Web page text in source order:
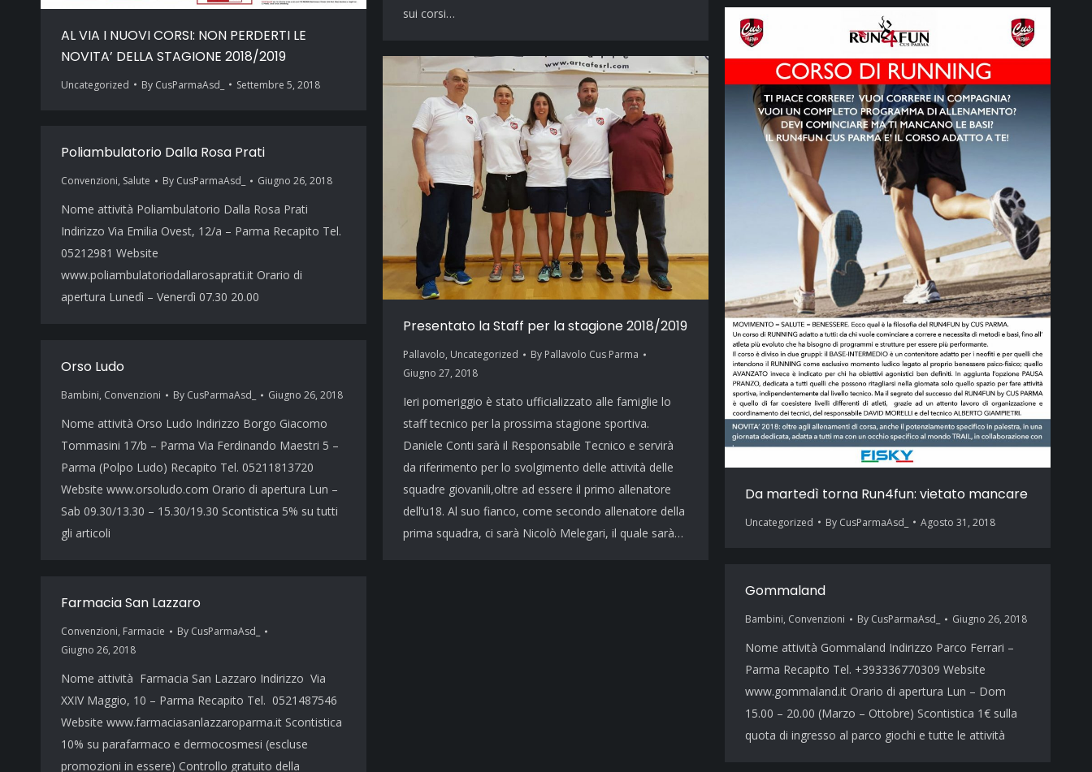
sui corsi…
AL VIA I NUOVI CORSI: NON PERDERTI LE
NOVITA’ DELLA STAGIONE 2018/2019
Uncategorized By CusParmaAsd_ Settembre 5, 2018
Da martedì torna Run4fun: vietato mancare
Uncategorized By CusParmaAsd_ Agosto 31, 2018
Presentato la Staff per la stagione 2018/2019
Pallavolo, Uncategorized By Pallavolo Cus Parma
Giugno 27, 2018
Ieri pomeriggio è stato ufficializzato alle famiglie lo
staff tecnico per la prossima stagione sportiva.
Daniele Conti sarà il Responsabile Tecnico e servirà
da riferimento per lo svolgimento delle attività delle
squadre giovanili,oltre ad essere il primo allenatore
dell’u18. Al suo fianco, come secondo allenatore della
prima squadra, ci sarà Nicolò Melegari, il quale sarà…
Poliambulatorio Dalla Rosa Prati
Convenzioni, Salute By CusParmaAsd_ Giugno 26, 2018
Nome attività Poliambulatorio Dalla Rosa Prati
Indirizzo Via Emilia Ovest, 12/a – Parma Recapito Tel.
05212981 Website
www.poliambulatoriodallarosaprati.it Orario di
apertura Lunedì – Venerdì 07.30 20.00
Orso Ludo
Bambini, Convenzioni By CusParmaAsd_ Giugno 26, 2018
Nome attività Orso Ludo Indirizzo Borgo Giacomo
Tommasini 17/b – Parma Via Ferdinando Maestri 5 –
Parma (Polpo Ludo) Recapito Tel. 05211813720
Website www.orsoludo.com Orario di apertura Lun –
Sab 09.30/13.30 – 15.30/19.30 Scontistica 5% su tutti
gli articoli
Gommaland
Bambini, Convenzioni By CusParmaAsd_ Giugno 26, 2018
Nome attività Gommaland Indirizzo Parco Ferrari –
Parma Recapito Tel. +393336770309 Website
www.gommaland.it Orario di apertura Lun – Dom
15.00 – 20.00 (Marzo – Ottobre) Scontistica 1€ sulla
quota di ingresso al parco giochi e tutte le attività
Farmacia San Lazzaro
Convenzioni, Farmacie By CusParmaAsd_
Giugno 26, 2018
Nome attività Farmacia San Lazzaro Indirizzo Via
XXIV Maggio, 10 – Parma Recapito Tel. 0521487546
Website www.farmaciasanlazzaroparma.it Scontistica
10% su parafarmaco e dermocosmesi (escluse
promozioni in essere) Controllo gratuito della